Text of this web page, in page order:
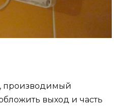
производимый
выход и часть